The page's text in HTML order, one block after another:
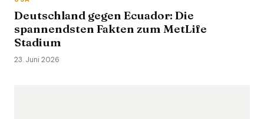
Deutschland gegen Ecuador: Die
spannendsten Fakten zum MetLife
Stadium
23. Juni 2026